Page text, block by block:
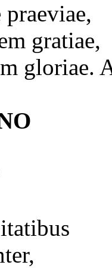
praeviae,
gratiae,
gloriae.